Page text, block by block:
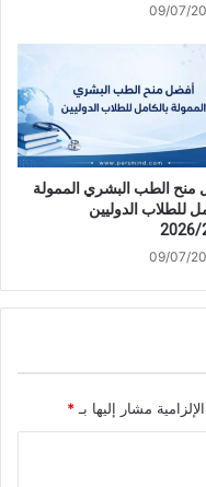
09/07/
منح الطب البشري الممولة
للطلاب الدوليين
2026/
09/07/
مشار إليها بـ *